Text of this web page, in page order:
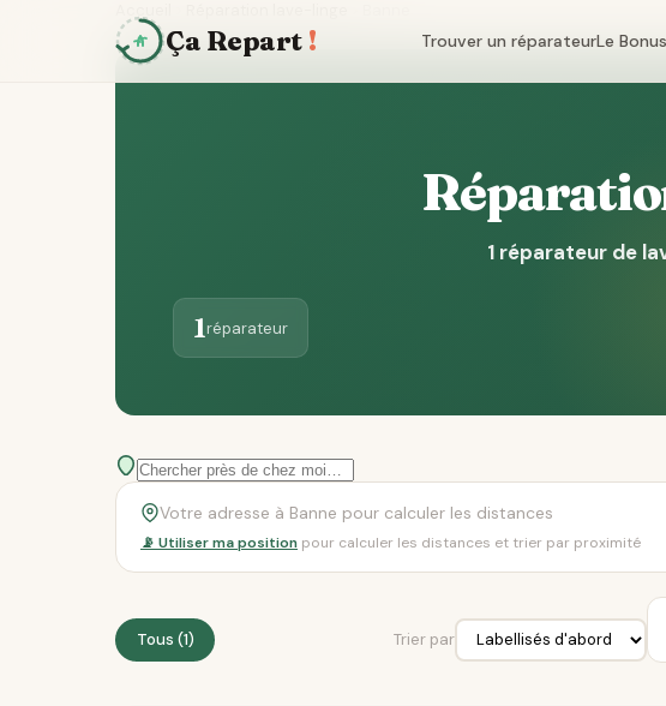
Ça Repart ! Trouver un réparateurLe
1 réparateur de
1réparateur
📡 Utiliser ma position pour calculer les distances et trier par proximité
Tous (1) Trier par